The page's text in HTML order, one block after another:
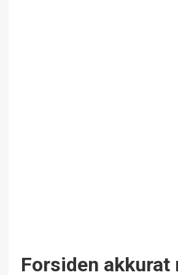
Forsiden akkurat